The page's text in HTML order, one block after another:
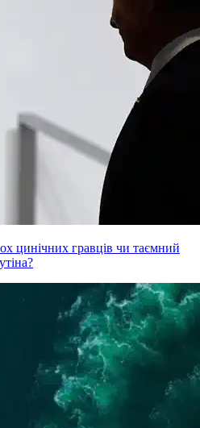
цинічних гравців чи таємний